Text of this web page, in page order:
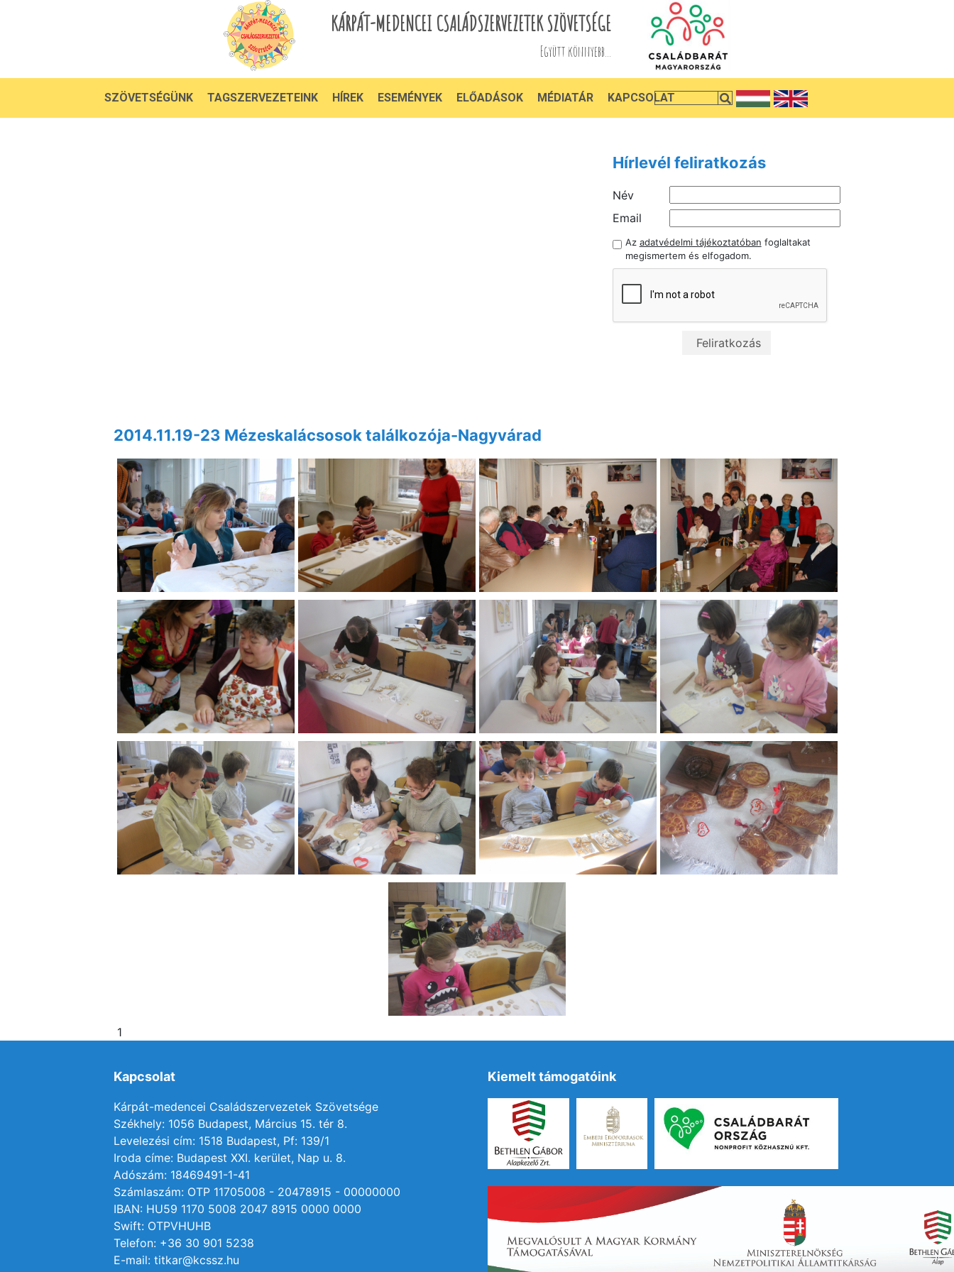
KÁRPÁT-MEDENCEI CSALÁDSZERVEZETEK SZÖVETSÉGE
Együtt könnyebb...
SZÖVETSÉGÜNK TAGSZERVEZETEINK HÍREK ESEMÉNYEK ELŐADÁSOK MÉDIATÁR KAPCSOLAT
Hírlevél feliratkozás
Név
Email
Az adatvédelmi tájékoztatóban foglaltakat
megismertem és elfogadom.
2014.11.19-23 Mézeskalácsosok találkozója-Nagyvárad
1
Kapcsolat
Kárpát-medencei Családszervezetek Szövetsége
Székhely: 1056 Budapest, Március 15. tér 8.
Levelezési cím: 1518 Budapest, Pf: 139/1
Iroda címe: Budapest XXI. kerület, Nap u. 8.
Adószám: 18469491-1-41
Számlaszám: OTP 11705008 - 20478915 - 00000000
IBAN: HU59 1170 5008 2047 8915 0000 0000
Swift: OTPVHUHB
Telefon: +36 30 901 5238
E-mail: titkar@kcssz.hu
Kiemelt támogatóink